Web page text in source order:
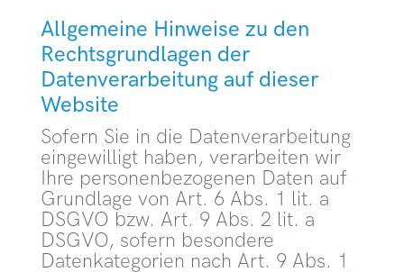
Allgemeine Hinweise zu den
Rechtsgrundlagen der
Datenverarbeitung auf dieser
Website
Sofern Sie in die Datenverarbeitung
eingewilligt haben, verarbeiten wir
Ihre personenbezogenen Daten auf
Grundlage von Art. 6 Abs. 1 lit. a
DSGVO bzw. Art. 9 Abs. 2 lit. a
DSGVO, sofern besondere
Datenkategorien nach Art. 9 Abs. 1